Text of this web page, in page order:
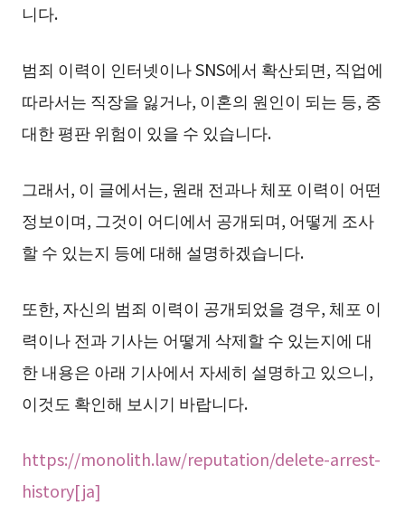
니다.
범죄 이력이 인터넷이나 SNS에서 확산되면, 직업에
따라서는 직장을 잃거나, 이혼의 원인이 되는 등, 중
대한 평판 위험이 있을 수 있습니다.
그래서, 이 글에서는, 원래 전과나 체포 이력이 어떤
정보이며, 그것이 어디에서 공개되며, 어떻게 조사
할 수 있는지 등에 대해 설명하겠습니다.
또한, 자신의 범죄 이력이 공개되었을 경우, 체포 이
력이나 전과 기사는 어떻게 삭제할 수 있는지에 대
한 내용은 아래 기사에서 자세히 설명하고 있으니,
이것도 확인해 보시기 바랍니다.
https://monolith.law/reputation/delete-arrest-
history[ja]